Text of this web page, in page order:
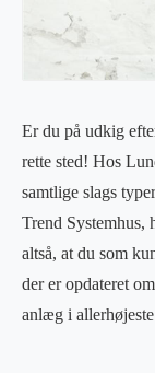
Er du på udkig
rette sted! Hos
samtlige slags
Trend Systemhus,
altså, at du som
der er opdateret
anlæg i